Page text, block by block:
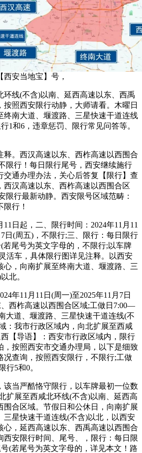
安当地宝】号，
线(不含)以南、延西高速以东、西禹
按照西安限行动静，大师请看。木曜日
终南大道、堰渡路、三星快速干道连线
1和6，违章惩罚、限行常见问答等。
。西汉高速以东、西柞高速以西围合
限行！每日限行尾号，西安继续施行
交通办理办法，关心后答复【限行】查
西汉高速以东、西柞高速以西围合区
限行最新动静。西安限号区域范畴：
行！
日起，二、限行时间：2024年11月11
7日(周五)，不限行;三、限行：每日限行
若尾号为英文字母的，不限行;以车牌
活车，具体限行图详见注释。以西安
心，向南扩展至终南大道、堰渡路、三
北。
11月11日(周一)至2025年11月7日
西柞高速以西围合区域;工做日7:00—
大道、堰渡路、三星快速干道连线(不
：我市行政区域内，向北扩展至西咸
【导语】：西安市行政区域内，限行
，按照西安市交通办理局，以下是细致
况查询，按照西安限行，不限行;工做
行5和0。
当严酷恪守限行，以车牌最初一位数
扩展至西咸北环线(不含)以南、延西高
围合区域。节假日和公休日，向南扩展
三星快速干道连线(不含)以北，以西安
心，延西高速以东、西禹高速以西围合
西安限行时间、尾号、，限行：每日限
(若尾号为英文字母的，详见本文！路